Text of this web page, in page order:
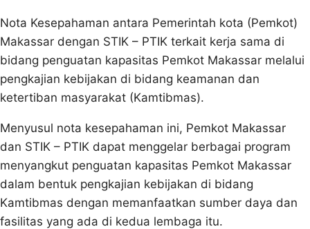
Nota Kesepahaman antara Pemerintah kota (Pemkot)
Makassar dengan STIK – PTIK terkait kerja sama di
bidang penguatan kapasitas Pemkot Makassar melalui
pengkajian kebijakan di bidang keamanan dan
ketertiban masyarakat (Kamtibmas).
Menyusul nota kesepahaman ini, Pemkot Makassar
dan STIK – PTIK dapat menggelar berbagai program
menyangkut penguatan kapasitas Pemkot Makassar
dalam bentuk pengkajian kebijakan di bidang
Kamtibmas dengan memanfaatkan sumber daya dan
fasilitas yang ada di kedua lembaga itu.